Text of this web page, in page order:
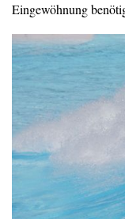
Eingewöhnung